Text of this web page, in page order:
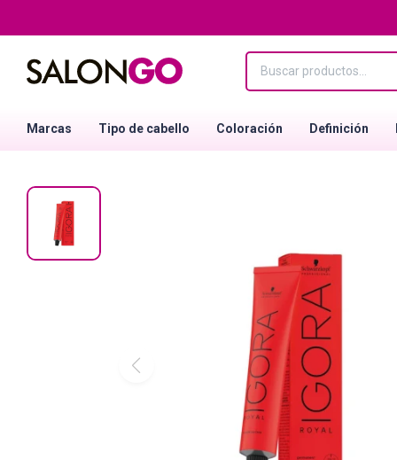
Marcas Tipo de cabello Coloración Definición